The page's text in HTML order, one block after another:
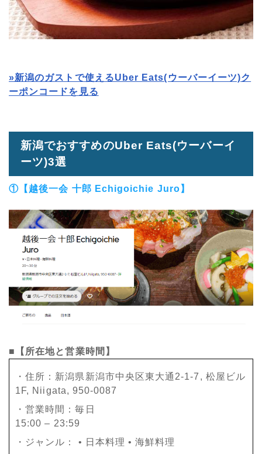
»新潟のガストで使えるUber Eats(ウーバーイーツ)ク
ーポンコードを見る
新潟でおすすめのUber Eats(ウーバーイ
ーツ)3選
①【越後一会 十郎 Echigoichie Juro】
■【所在地と営業時間】
・住所：新潟県新潟市中央区東大通2-1-7, 松屋ビル
1F, Niigata, 950-0087
・営業時間：毎日
15:00 – 23:59
・ジャンル： • 日本料理 • 海鮮料理